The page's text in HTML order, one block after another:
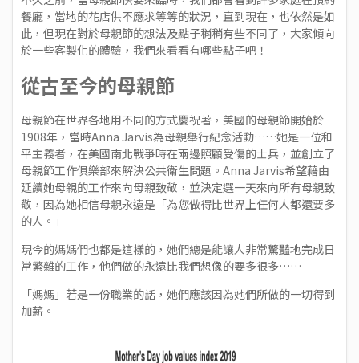
餐廳，當地的花店供不應求等等的狀況，直到現在，也依然是如
此，但現在對於母親節的想法及點子稍稍有些不同了，大家傾向
於一些客製化的體驗，我們來看看有哪些點子吧！
從古至今的母親節
母親節在世界各地用不同的方式慶祝著， 美國的母親節開始於
1908年，當時Anna Jarvis為母親舉行紀念活動……她是一位和
平主義者，在美國南北戰爭時在兩邊照顧受傷的士兵，並創立了
母親節工作俱樂部來解決公共衛生問題。Anna Jarvis希望藉由
延續她母親的工作來向母親致敬，並決定選一天來向所有母親致
敬，因為她相信母親永遠是「為您做得比世界上任何人都還要多
的人。」
現今的媽媽們也都是這樣的，她們總是能讓人非常驚豔地完成日
常繁雜的工作，他們做的永遠比我們想像的要多很多……
「媽媽」若是一份職業的話，她們應該因為她們所做的一切得到
加薪。